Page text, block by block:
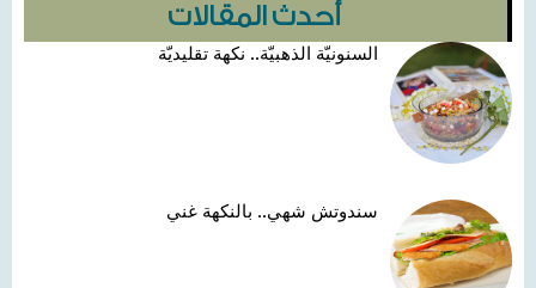
أحدث المقالات
السنونيّة الذهبيّة.. نكهة تقليديّة
سندوتش شهي.. بالنكهة غني